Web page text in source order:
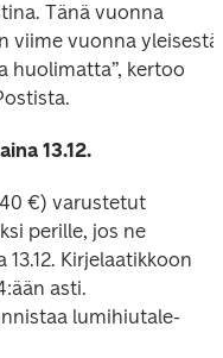
Tänä vuonna
viime vuonna yleisestä
huolimatta”, kertoo
13.12.
€) varustetut
perille, jos ne
Kirjelaatikkoon
asti.
lumihiutale-